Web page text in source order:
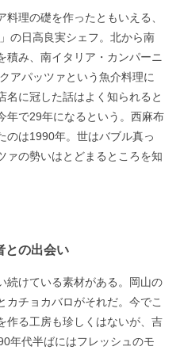
理の礎を作ったともいえる、
の日高良実シェフ。北から南
積み、南イタリア・カンパーニ
アパッツァという魚介料理に
名に冠した話はよく知られると
年で29年になるという。西麻布
のは1990年。世はバブル真っ
ァの勢いはとどまるところを知
との出会い
続けている素材がある。岡山の
カチョカバロがそれだ。今でこ
作る工房も珍しくはないが、吉
年代半ばにはフレッシュのモ